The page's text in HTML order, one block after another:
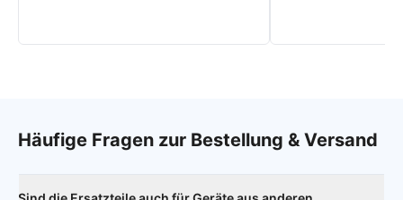
Häufige Fragen zur Bestellung & Versand